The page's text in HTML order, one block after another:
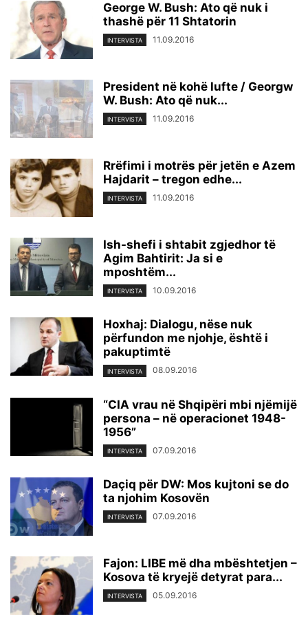
George W. Bush: Ato që nuk i
thashë për 11 Shtatorin
INTERVISTA 11.09.2016
President në kohë lufte / Georgw
W. Bush: Ato që nuk...
INTERVISTA 11.09.2016
Rrëfimi i motrës për jetën e Azem
Hajdarit – tregon edhe...
INTERVISTA 11.09.2016
Ish-shefi i shtabit zgjedhor të
Agim Bahtirit: Ja si e
mposhtëm...
INTERVISTA 10.09.2016
Hoxhaj: Dialogu, nëse nuk
përfundon me njohje, është i
pakuptimtë
INTERVISTA 08.09.2016
“CIA vrau në Shqipëri mbi njëmijë
persona – në operacionet 1948-
1956”
INTERVISTA 07.09.2016
Daçiq për DW: Mos kujtoni se do
ta njohim Kosovën
INTERVISTA 07.09.2016
Fajon: LIBE më dha mbështetjen –
Kosova të kryejë detyrat para...
INTERVISTA 05.09.2016